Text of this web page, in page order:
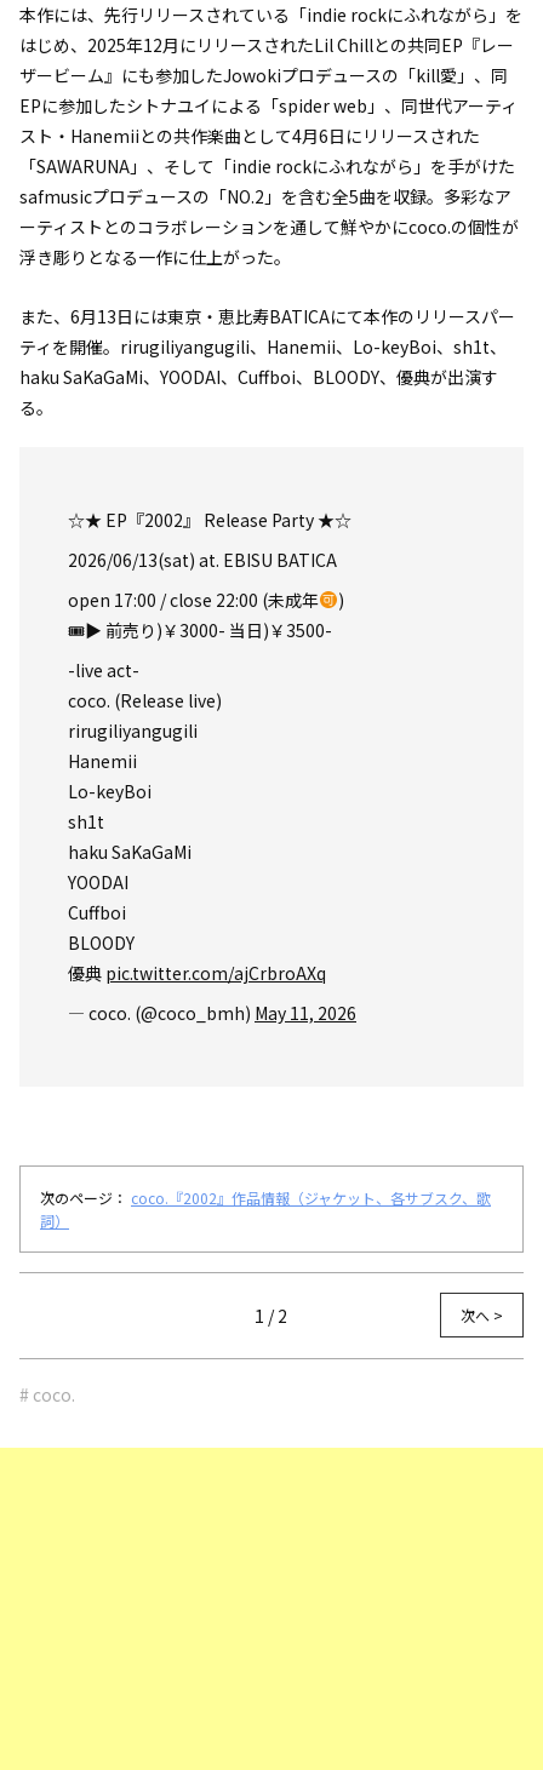
本作には、先行リリースされている「indie rockにふれながら」を
はじめ、2025年12月にリリースされたLil Chillとの共同EP『レー
ザービーム』にも参加したJowokiプロデュースの「kill愛」、同
EPに参加したシトナユイによる「spider web」、同世代アーティ
スト・Hanemiiとの共作楽曲として4月6日にリリースされた
「SAWARUNA」、そして「indie rockにふれながら」を手がけた
safmusicプロデュースの「NO.2」を含む全5曲を収録。多彩なア
ーティストとのコラボレーションを通して鮮やかにcoco.の個性が
浮き彫りとなる一作に仕上がった。
また、6月13日には東京・恵比寿BATICAにて本作のリリースパー
ティを開催。rirugiliyangugili、Hanemii、Lo-keyBoi、sh1t、
haku SaKaGaMi、YOODAI、Cuffboi、BLOODY、優典が出演す
る。
☆★ EP『2002』 Release Party ★☆
2026/06/13(sat) at. EBISU BATICA
open 17:00 / close 22:00 (未成年
)
🎟▶︎ 前売り)￥3000- 当日)￥3500-
-live act-
coco. (Release live)
rirugiliyangugili
Hanemii
Lo-keyBoi
sh1t
haku SaKaGaMi
YOODAI
Cuffboi
BLOODY
優典 pic.twitter.com/ajCrbroAXq
— coco. (@coco_bmh) May 11, 2026
次のページ： coco.『2002』作品情報（ジャケット、各サブスク、歌
詞）
1 / 2 次へ >
# coco.